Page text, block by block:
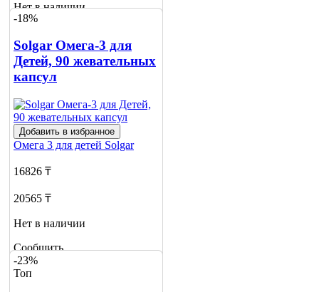
Нет в наличии
о наличии
-18%
Solgar Омега-3 для
Детей, 90 жевательных
капсул
Добавить в избранное
Омега 3 для детей Solgar
16826 ₸
20565 ₸
Нет в наличии
Сообщить
о наличии
-23%
Топ